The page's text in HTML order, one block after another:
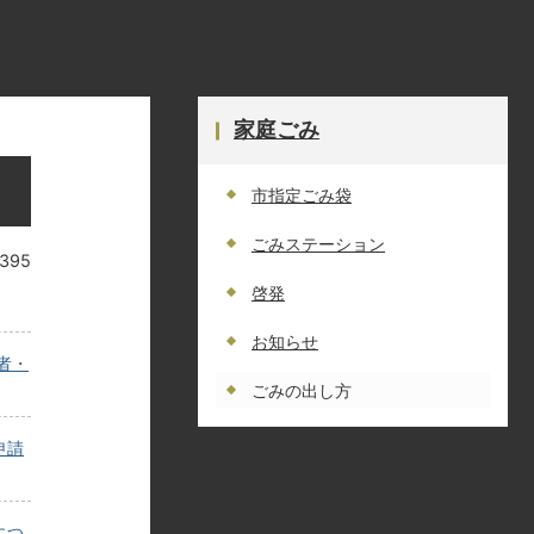
・
請
家庭ごみ
市指定ごみ袋
ごみステーション
啓発
お知らせ
ごみの出し方